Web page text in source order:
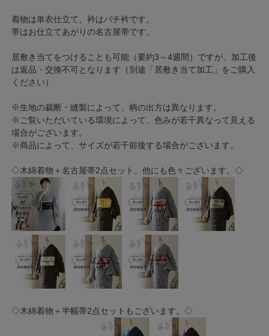
着物は単衣仕立て、衿はバチ衿です。
帯はお仕立てあがりの名古屋帯です。
居敷き当てをつけることも可能（要約3～4週間）ですが、加工後
は返品・交換不可となります（別途「居敷き当て加工」をご購入
ください）
※生地の裁断・縫製によって、柄の出方は異なります。
※ご覧いただいている環境によって、色みが若干異なって見える
場合がございます。
※商品によって、サイズが若干前後する場合がございます。
◇木綿着物＋名古屋帯2点セット、他にも色々ございます。◇
◇木綿着物＋半幅帯2点セットもございます。◇